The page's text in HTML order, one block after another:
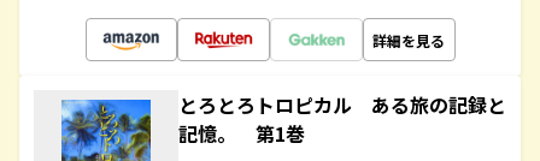
詳細を見る
とろとろトロピカル ある旅の記録と
記憶。 第1巻